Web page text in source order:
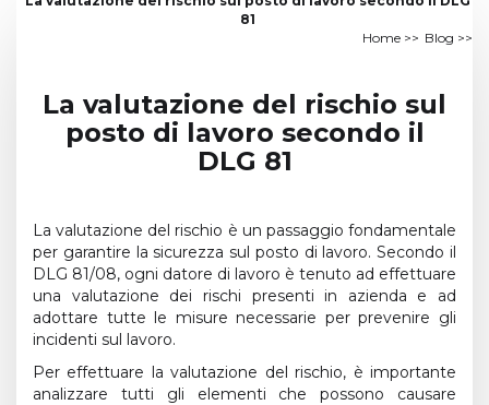
81
Blog >>
Home >>
La valutazione del rischio sul
posto di lavoro secondo il
DLG 81
La valutazione del rischio è un passaggio fondamentale
per garantire la sicurezza sul posto di lavoro. Secondo il
DLG 81/08, ogni datore di lavoro è tenuto ad effettuare
una valutazione dei rischi presenti in azienda e ad
adottare tutte le misure necessarie per prevenire gli
incidenti sul lavoro.
Per effettuare la valutazione del rischio, è importante
analizzare tutti gli elementi che possono causare